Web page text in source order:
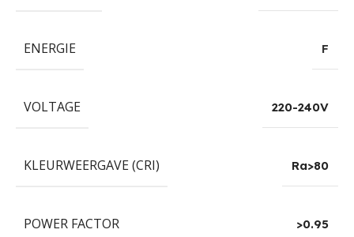
ENERGIE F
VOLTAGE 220-240V
KLEURWEERGAVE (CRI) Ra>80
POWER FACTOR >0.95